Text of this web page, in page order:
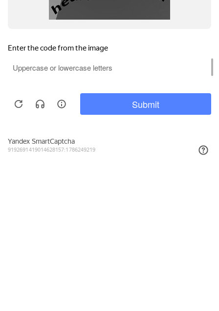
использует подсистему «Цифровая культура».
пользоваться этим сайтом, вы соглашаетесь
на использование cookie и обработку данных
в соответствии сПолитикой сайтав области
Подтвердить